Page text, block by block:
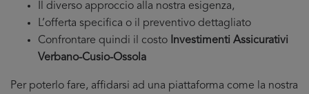
Il diverso approccio alla nostra esigenza,
L’offerta specifica o il preventivo dettagliato
Confrontare quindi il costo Investimenti Assicurativi
Verbano-Cusio-Ossola
Per poterlo fare, affidarsi ad una piattaforma come la nostra